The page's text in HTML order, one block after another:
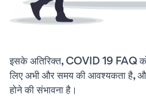
इसके अतिरिक्त, COVID 19 FAQ
लिए अभी और समय की आवश्यकता है,
होने की संभावना है।